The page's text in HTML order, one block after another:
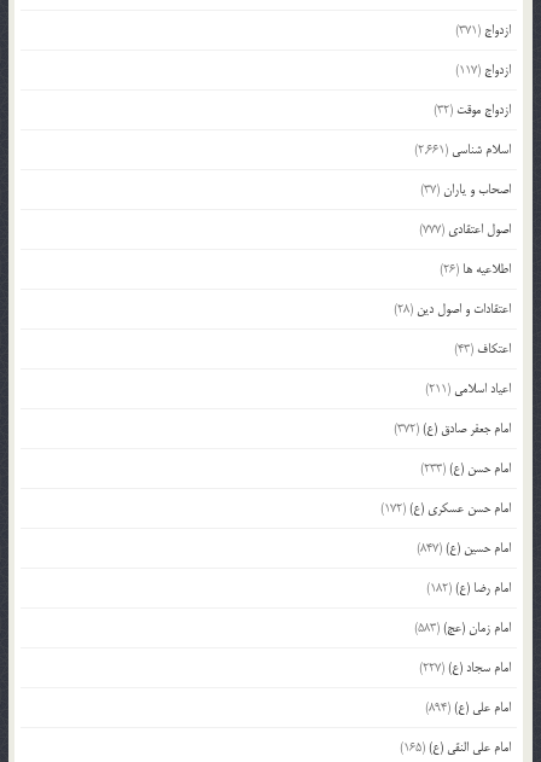
ازدواج (371)
ازدواج (117)
ازدواج موقت (32)
اسلام شناسی (2,661)
اصحاب و یاران(37)
اصول اعتقادی (777)
اطلاعیه ها (26)
اعتقادات و اصول دین (28)
اعتکاف (43)
اعیاد اسلامی (211)
امام جعفر صادق (ع)(372)
امام حسن (ع)(233)
امام حسن عسکری (ع)(172)
امام حسین (ع)(847)
امام رضا (ع)(182)
امام زمان (عج)(583)
امام سجاد (ع)(227)
امام علی (ع)(894)
امام علی النقی (ع)(165)